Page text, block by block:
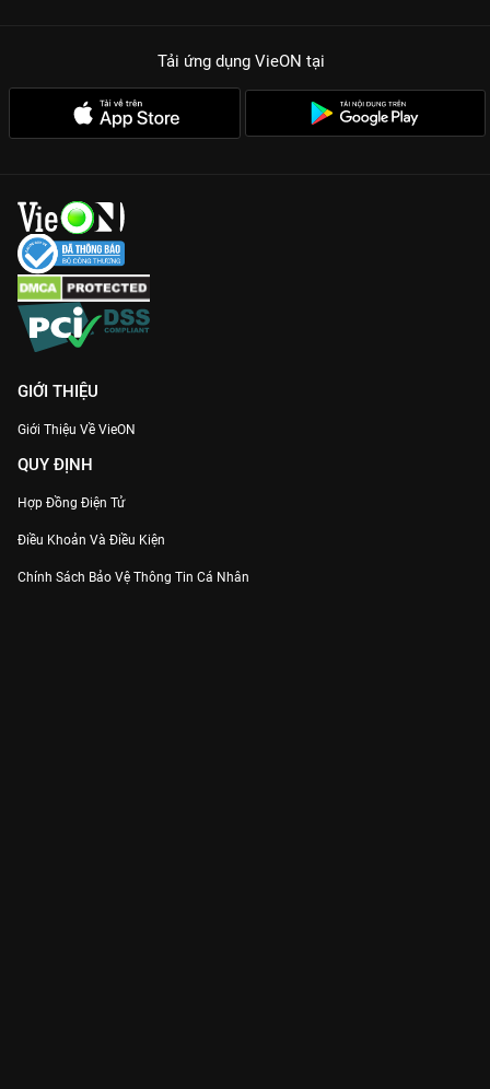
Tải ứng dụng VieON tại
GIỚI THIỆU
Giới Thiệu Về VieON
QUY ĐỊNH
Hợp Đồng Điện Tử
Điều Khoản Và Điều Kiện
Chính Sách Bảo Vệ Thông Tin Cá Nhân